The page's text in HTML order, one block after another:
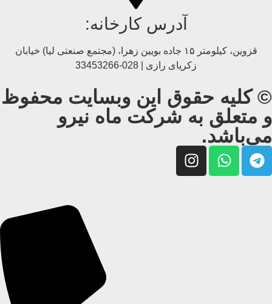
آدرس کارخانه:
قزوین، کیلومتر ۱۵ جاده بويین زهرا، (مجتمع صنعتی لیا) خیابان
زکریای رازی | 028-33453266
© کلیه حقوق این وبسایت محفوظ
و متعلق به شرکت ماه نیرو
می‌باشد.